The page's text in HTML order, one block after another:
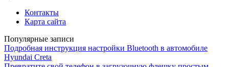
Контакты
Карта сайта
Популярные записи
Подробная инструкция настройки Bluetooth в автомобиле
Hyundai Creta